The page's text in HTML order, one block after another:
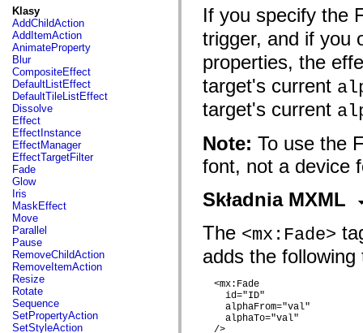
fl.livepreview
fl.managers
fl.motion
fl.motion.easing
fl.rsl
fl.text
fl.transitions
fl.transitions.easing
fl.video
flash.accessibility
flash.concurrent
flash.crypto
flash.data
flash.desktop
flash.display
flash.display3D
flash.display3D.textures
flash.errors
flash.events
flash.external
flash.filesystem
flash.filters
flash.geom
flash.globalization
flash.html
flash.media
flash.net
Klasy
AddChildAction
AddItemAction
AnimateProperty
Blur
CompositeEffect
DefaultListEffect
DefaultTileListEffect
Dissolve
Effect
EffectInstance
EffectManager
EffectTargetFilter
Fade
Glow
Iris
MaskEffect
Move
Parallel
Pause
RemoveChildAction
RemoveItemAction
Resize
Rotate
Sequence
SetPropertyAction
SetStyleAction
If you specify the
trigger, and if you
properties, the
target's current
target's current
Note: To use the
font, not a device
Składnia MXML
The <mx:Fade>
adds the
  <mx:Fade
    id="ID"
    alphaFrom="val"
    alphaTo="val"
  />